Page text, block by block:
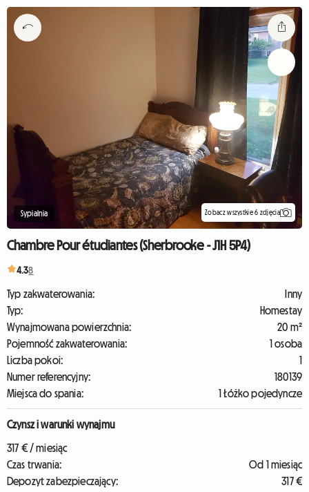
Sypialnia Zobacz wszystkie 6 zdjęcia
Chambre Pour étudiantes (Sherbrooke - J1H 5P4)
4.38
Typ zakwaterowania:
Inny
Typ:
Homestay
Wynajmowana powierzchnia:
20 m²
Pojemność zakwaterowania:
1 osoba
Liczba pokoi:
1
Numer referencyjny:
180139
Miejsca do spania:
1 Łóżko pojedyncze
Czynsz i warunki wynajmu
317 € / miesiąc
Czas trwania:
Od 1 miesiąc
Depozyt zabezpieczający:
317 €